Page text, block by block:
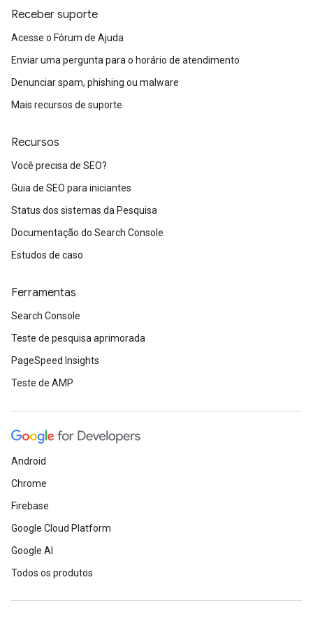
Receber suporte
Acesse o Fórum de Ajuda
Enviar uma pergunta para o horário de atendimento
Denunciar spam, phishing ou malware
Mais recursos de suporte
Recursos
Você precisa de SEO?
Guia de SEO para iniciantes
Status dos sistemas da Pesquisa
Documentação do Search Console
Estudos de caso
Ferramentas
Search Console
Teste de pesquisa aprimorada
PageSpeed Insights
Teste de AMP
Android
Chrome
Firebase
Google Cloud Platform
Google AI
Todos os produtos